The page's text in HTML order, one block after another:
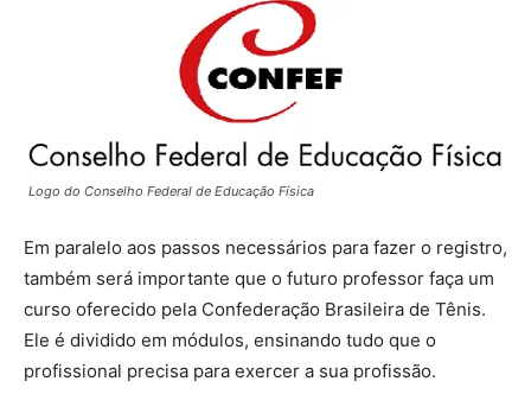
Logo do Conselho Federal de Educação Física
Em paralelo aos passos necessários para fazer o registro,
também será importante que o futuro professor faça um
curso oferecido pela Confederação Brasileira de Tênis.
Ele é dividido em módulos, ensinando tudo que o
profissional precisa para exercer a sua profissão.